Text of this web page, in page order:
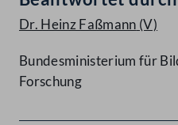
Dr. Heinz Faßmann (V)
Bundesministerium für
Forschung